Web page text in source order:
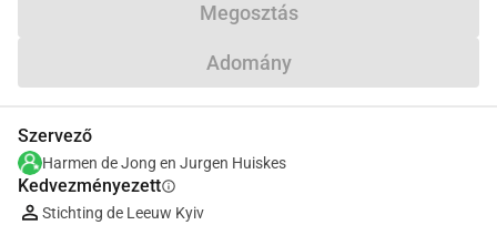
Megosztás
Adomány
Szervező
Harmen de Jong en Jurgen Huiskes
Kedvezményezettinfo
Stichting de Leeuw Kyiv